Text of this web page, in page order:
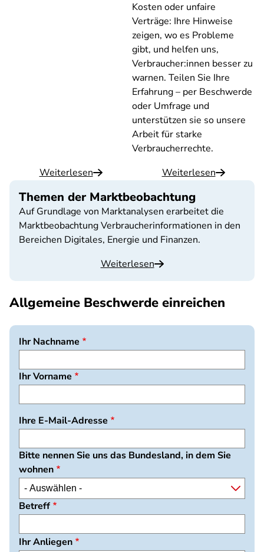
Weiterlesen
Kosten oder unfaire
Verträge: Ihre Hinweise
zeigen, wo es Probleme
gibt, und helfen uns,
Verbraucher:innen besser zu
warnen. Teilen Sie Ihre
Erfahrung – per Beschwerde
oder Umfrage und
unterstützen sie so unsere
Arbeit für starke
Verbraucherrechte.
Weiterlesen
Themen der Marktbeobachtung
Auf Grundlage von Marktanalysen erarbeitet die
Marktbeobachtung Verbraucherinformationen in den
Bereichen Digitales, Energie und Finanzen.
Weiterlesen
Allgemeine Beschwerde einreichen
Ihr Nachname
Ihr Vorname
Ihre E-Mail-Adresse
Bitte nennen Sie uns das Bundesland, in dem Sie
wohnen
Betreff
Ihr Anliegen